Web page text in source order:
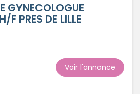
GYNECOLOGUE
F PRES DE LILLE
Voir l'annonce